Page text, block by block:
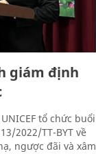
giám định
tổ chức buổi
2022/TT-BYT về
ngược đãi và xâm